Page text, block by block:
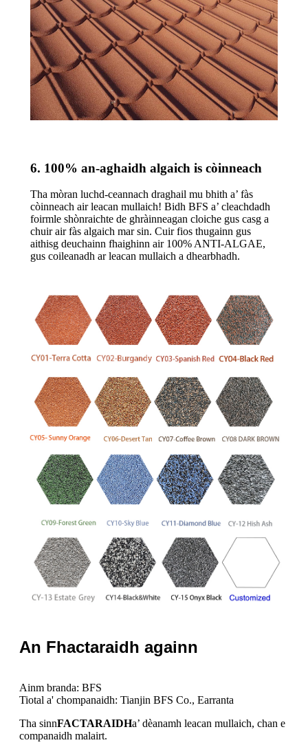
6. 100% an-aghaidh algaich is còinneach
Tha mòran luchd-ceannach draghail mu bhith a’ fàs
còinneach air leacan mullaich! Bidh BFS a’ cleachdadh
foirmle shònraichte de ghràinneagan cloiche gus casg a
chuir air fàs algaich mar sin. Cuir fios thugainn gus
aithisg deuchainn fhaighinn air 100% ANTI-ALGAE,
gus coileanadh ar leacan mullaich a dhearbhadh.
An Fhactaraidh againn
Ainm branda: BFS
Tiotal a' chompanaidh: Tianjin BFS Co., Earranta
Tha sinnFACTARAIDHa’ dèanamh leacan mullaich, chan e
companaidh malairt.